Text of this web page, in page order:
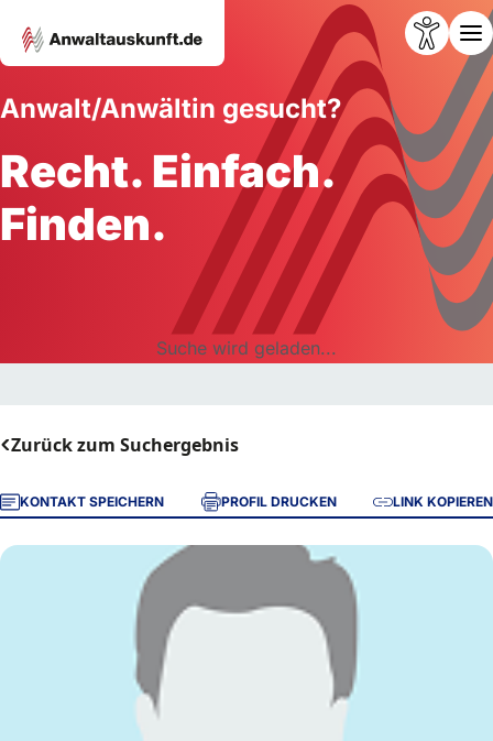
Anwalt/Anwältin gesucht?
Recht. Einfach.
Finden.
Suche wird geladen...
Zurück zum Suchergebnis
KONTAKT SPEICHERN PROFIL DRUCKEN LINK KOPIEREN